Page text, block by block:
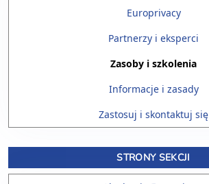
Europrivacy
Partnerzy i eksperci
Zasoby i szkolenia
Informacje i zasady
Zastosuj i skontaktuj się
STRONY SEKCJI